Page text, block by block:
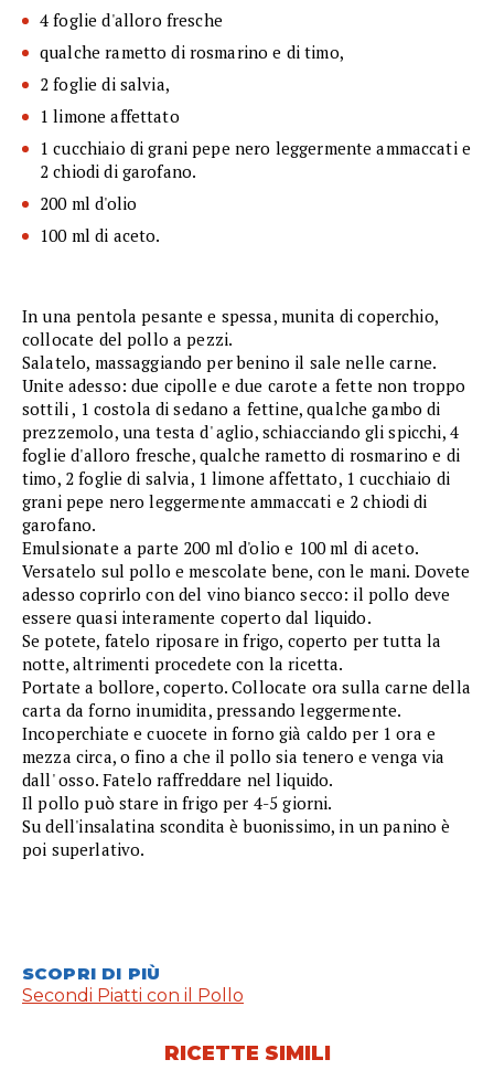
4 foglie d'alloro fresche
qualche rametto di rosmarino e di timo,
2 foglie di salvia,
1 limone affettato
1 cucchiaio di grani pepe nero leggermente ammaccati e
2 chiodi di garofano.
200 ml d'olio
100 ml di aceto.
In una pentola pesante e spessa, munita di coperchio,
collocate del pollo a pezzi.
Salatelo, massaggiando per benino il sale nelle carne.
Unite adesso: due cipolle e due carote a fette non troppo
sottili , 1 costola di sedano a fettine, qualche gambo di
prezzemolo, una testa d' aglio, schiacciando gli spicchi, 4
foglie d'alloro fresche, qualche rametto di rosmarino e di
timo, 2 foglie di salvia, 1 limone affettato, 1 cucchiaio di
grani pepe nero leggermente ammaccati e 2 chiodi di
garofano.
Emulsionate a parte 200 ml d'olio e 100 ml di aceto.
Versatelo sul pollo e mescolate bene, con le mani. Dovete
adesso coprirlo con del vino bianco secco: il pollo deve
essere quasi interamente coperto dal liquido.
Se potete, fatelo riposare in frigo, coperto per tutta la
notte, altrimenti procedete con la ricetta.
Portate a bollore, coperto. Collocate ora sulla carne della
carta da forno inumidita, pressando leggermente.
Incoperchiate e cuocete in forno già caldo per 1 ora e
mezza circa, o fino a che il pollo sia tenero e venga via
dall' osso. Fatelo raffreddare nel liquido.
Il pollo può stare in frigo per 4-5 giorni.
Su dell'insalatina scondita è buonissimo, in un panino è
poi superlativo.
SCOPRI DI PIÙ
Secondi Piatti con il Pollo
RICETTE SIMILI